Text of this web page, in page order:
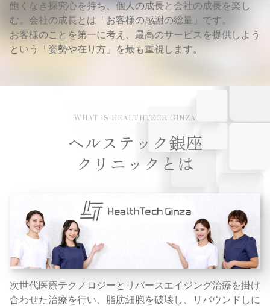
飽くなき探究心を持ち、個人の成長と会社の成長を楽し
む。会社の成長とは「お客様の感謝の総量」です。
お客様のことを第一に考え、最高のサービスを提供しよう
という「姿勢や在り方」を最も重視します。
WHAT IS HEALTHTECH GINZA
ヘルステック銀座
クリニックとは
次世代医療テクノロジーと リバースエイジング治療を掛け
合わせた治療を行い、
脂肪細胞を破壊し、
リバウンドしに